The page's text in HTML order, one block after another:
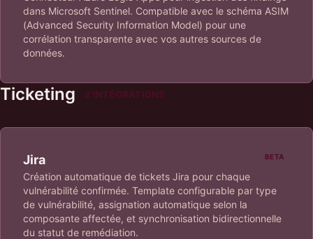
dans Microsoft Sentinel. Compatible avec le schéma ASIM
(Advanced Security Information Model) pour une
corrélation transparente avec vos autres sources de
données.
Ticketing 2 INTÉGRATIONS
Jira BETA
Création automatique de tickets Jira pour chaque
vulnérabilité confirmée. Template configurable par type
de vulnérabilité, assignation automatique selon la
composante affectée, et synchronisation bidirectionnelle
du statut de remédiation.